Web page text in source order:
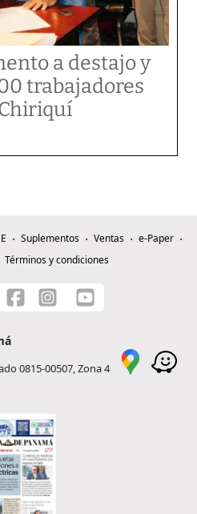
a destajo y
trabajadores
Suplementos Ventas
e-Paper
Términos y condiciones
0815-00507, Zona 4